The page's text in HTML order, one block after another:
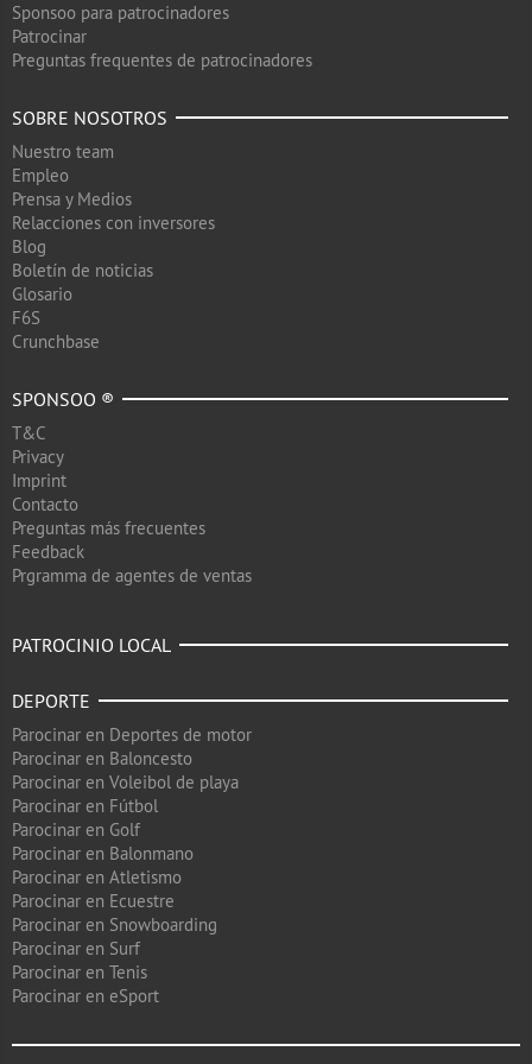
Sponsoo para patrocinadores
Patrocinar
Preguntas frequentes de patrocinadores
SOBRE NOSOTROS
Nuestro team
Empleo
Prensa y Medios
Relacciones con inversores
Blog
Boletín de noticias
Glosario
F6S
Crunchbase
SPONSOO ®
T&C
Privacy
Imprint
Contacto
Preguntas más frecuentes
Feedback
Prgramma de agentes de ventas
PATROCINIO LOCAL
DEPORTE
Parocinar en Deportes de motor
Parocinar en Baloncesto
Parocinar en Voleibol de playa
Parocinar en Fútbol
Parocinar en Golf
Parocinar en Balonmano
Parocinar en Atletismo
Parocinar en Ecuestre
Parocinar en Snowboarding
Parocinar en Surf
Parocinar en Tenis
Parocinar en eSport